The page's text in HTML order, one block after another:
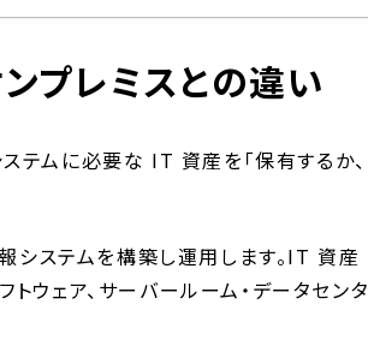
プレミスとの違い
テムに必要な IT 資産を「保有するか、
システムを構築し運用します。IT 資産
ウェア、サーバールーム・データセンタ